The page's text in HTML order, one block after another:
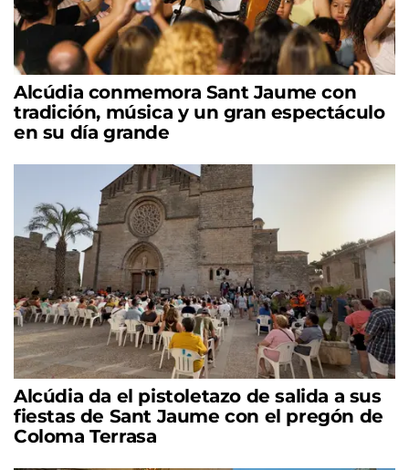
Alcúdia conmemora Sant Jaume con
tradición, música y un gran espectáculo
en su día grande
Alcúdia da el pistoletazo de salida a sus
fiestas de Sant Jaume con el pregón de
Coloma Terrasa